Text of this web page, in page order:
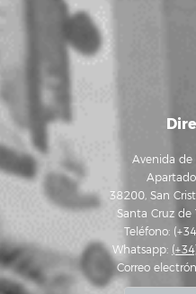
Avenida de
38200, San
Santa Cruz de
Teléfono:
Whatsapp:
Correo